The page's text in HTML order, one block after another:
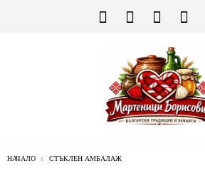
НАЧАЛО СТЪКЛЕН АМБАЛАЖ